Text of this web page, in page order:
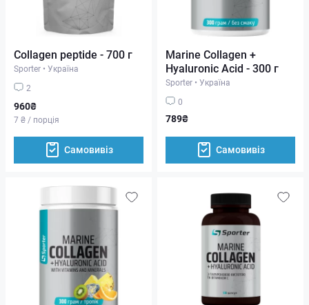
Collagen peptide - 700 г
Sporter • Україна
2
960₴
7 ₴ / порція
Самовивіз
Marine Collagen +
Hyaluronic Acid - 300 г
Sporter • Україна
0
789₴
Самовивіз